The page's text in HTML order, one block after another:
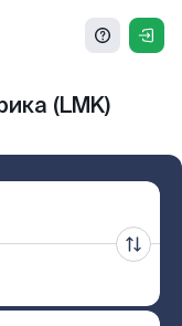
(LMK)